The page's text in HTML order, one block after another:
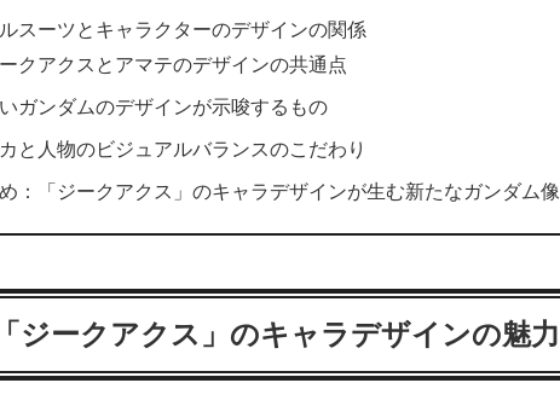
スーツとキャラクターのデザインの関係
クアクスとアマテのデザインの共通点
ガンダムのデザインが示唆するもの
と人物のビジュアルバランスのこだわり
：「ジークアクス」のキャラデザインが生む新たなガンダム像
ジークアクス」のキャラデザインの魅力